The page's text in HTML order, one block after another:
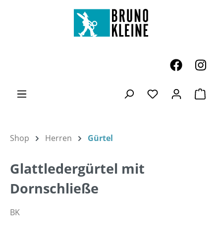
Zum Hauptinhalt springen
Du hast 0
Shop Herren Gürtel
Glattledergürtel mit
Dornschließe
BK